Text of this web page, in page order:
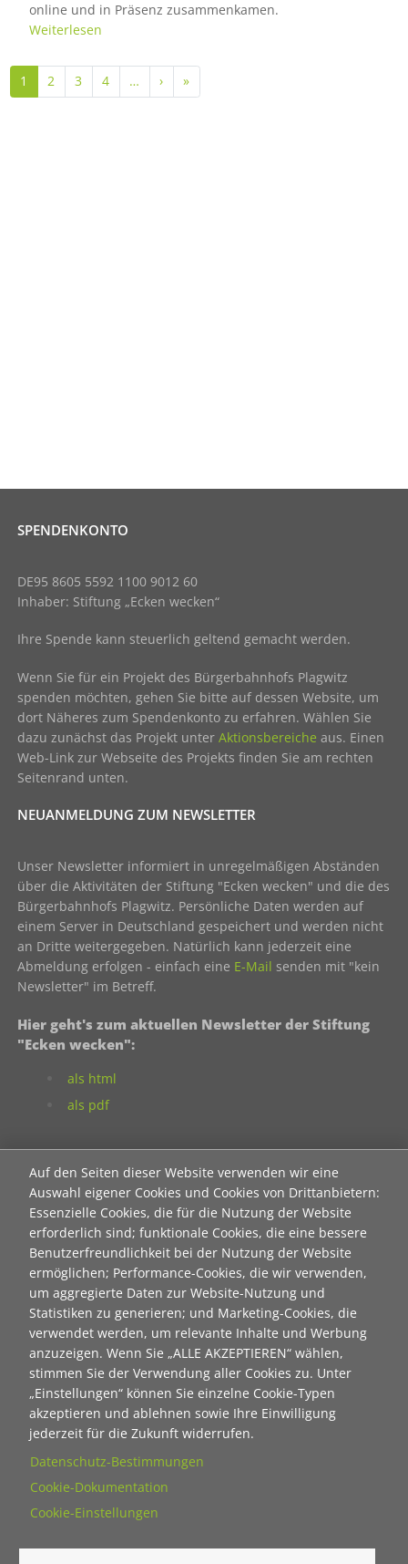
Auf den Seiten dieser Website verwenden wir eine
Auswahl eigener Cookies und Cookies von Drittanbietern:
Essenzielle Cookies, die für die Nutzung der Website
erforderlich sind; funktionale Cookies, die eine bessere
Benutzerfreundlichkeit bei der Nutzung der Website
ermöglichen; Performance-Cookies, die wir verwenden,
um aggregierte Daten zur Website-Nutzung und
Statistiken zu generieren; und Marketing-Cookies, die
verwendet werden, um relevante Inhalte und Werbung
anzuzeigen. Wenn Sie „ALLE AKZEPTIEREN“ wählen,
stimmen Sie der Verwendung aller Cookies zu. Unter
„Einstellungen“ können Sie einzelne Cookie-Typen
akzeptieren und ablehnen sowie Ihre Einwilligung
jederzeit für die Zukunft widerrufen.
Datenschutz-Bestimmungen
Cookie-Dokumentation
Cookie-Einstellungen
online und in Präsenz zusammenkamen.
Weiterlesen
Seitennummerierung
1 2 3 4 … ›Nächste Seite
»Letzte Seite
SPENDENKONTO
DE95 8605 5592 1100 9012 60
Inhaber: Stiftung „Ecken wecken“
Ihre Spende kann steuerlich geltend gemacht werden.
Wenn Sie für ein Projekt des Bürgerbahnhofs Plagwitz
spenden möchten, gehen Sie bitte auf dessen Website, um
dort Näheres zum Spendenkonto zu erfahren. Wählen Sie
dazu zunächst das Projekt unterAktionsbereiche aus. Einen
Web-Link zur Webseite des Projekts finden Sie am rechten
Seitenrand unten.
NEUANMELDUNG ZUM NEWSLETTER
Unser Newsletter informiert in unregelmäßigen Abständen
über die Aktivitäten der Stiftung "Ecken wecken" und die des
Bürgerbahnhofs Plagwitz. Persönliche Daten werden auf
einem Server in Deutschland gespeichert und werden nicht
an Dritte weitergegeben. Natürlich kann jederzeit eine
Abmeldung erfolgen - einfach eine E-Mail senden mit "kein
Newsletter" im Betreff.
Hier geht's zum aktuellen Newsletter der Stiftung
"Ecken wecken":
als html
als pdf
wecken":
Contact 1
Anrede
Titel
Vorname
Nachname
E-Mail
Wie dürfen wir Sie in Zukunft ansprechen